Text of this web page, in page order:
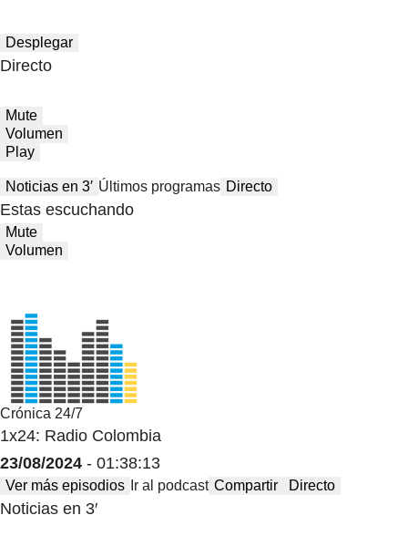
Desplegar
Directo
Mute
Volumen
Play
Noticias en 3′ Últimos programas Directo
Estas escuchando
Mute
Volumen
Crónica 24/7
1x24: Radio Colombia
23/08/2024 - 01:38:13
Ver más episodios Ir al podcast Compartir Directo
Noticias en 3′